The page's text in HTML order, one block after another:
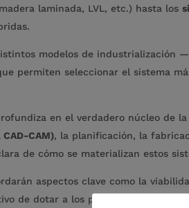
madera laminada, LVL, etc.) hasta los
modelos de industrialización
permiten seleccionar el sistema
en el verdadero núcleo de
CAM), la planificación, la
de cómo se materializan estos
aspectos clave como la
de dotar a los profesionales de